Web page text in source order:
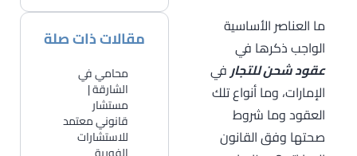
ما العناصر الأساسية
الواجب ذكرها في
عقود شحن للتجار في
الإمارات، وما أنواع تلك
العقود وما شروط
صحتها وفق القانون
مقالات ذات صلة
محامي في
الشارقة |
مستشار
قانوني معتمد
للاستشارات